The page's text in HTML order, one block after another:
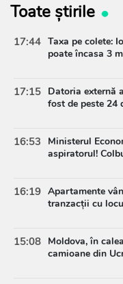
Toate știrile
17:44 Taxa pe colete:
poate încasa 3
17:15 Datoria externă
fost de peste 24
16:53
Ministerul
aspiratorul!
16:19 Apartamente
tranzacții cu
15:08 Moldova, în
camioane din